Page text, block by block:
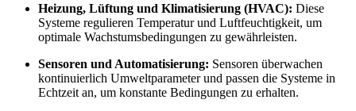
Heizung, Lüftung und Klimatisierung (HVAC): Diese
Systeme regulieren Temperatur und Luftfeuchtigkeit, um
optimale Wachstumsbedingungen zu gewährleisten.
Sensoren und Automatisierung: Sensoren überwachen
kontinuierlich Umweltparameter und passen die Systeme in
Echtzeit an, um konstante Bedingungen zu erhalten.